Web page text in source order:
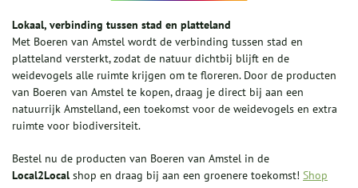
Lokaal, verbinding tussen stad en platteland
Met Boeren van Amstel wordt de verbinding tussen stad en
platteland versterkt, zodat de natuur dichtbij blijft en de
weidevogels alle ruimte krijgen om te floreren. Door de producten
van Boeren van Amstel te kopen, draag je direct bij aan een
natuurrijk Amstelland, een toekomst voor de weidevogels en extra
ruimte voor biodiversiteit.
Bestel nu de producten van Boeren van Amstel in de
Local2Local shop en draag bij aan een groenere toekomst! Shop